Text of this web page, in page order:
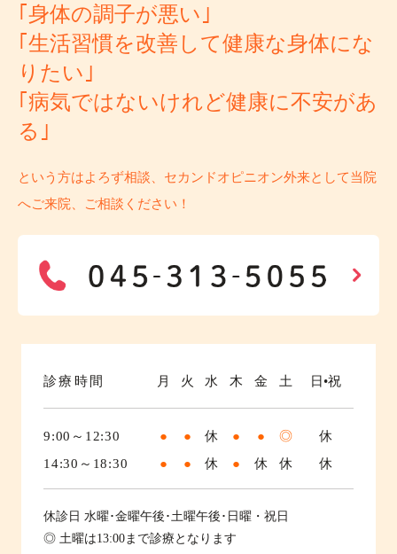
｢身体の調子が悪い｣
｢生活習慣を改善して健康な身体にな
りたい｣
｢病気ではないけれど健康に不安があ
る｣
という方はよろず相談、セカンドオピニオン外来として当院
へご来院、ご相談ください！
診療時間 月 火 水 木 金 土 日•祝
9:00～12:30 ● ● 休 ● ● ◎
休
14:30～18:30
● ● 休 ● 休 休 休
休診日 水曜･金曜午後･土曜午後･日曜・祝日
◎ 土曜は13:00まで診療となります